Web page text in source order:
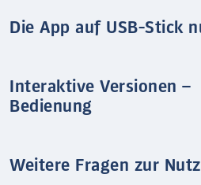
Die App auf USB-Stick
Interaktive Versionen –
Bedienung
Weitere Fragen zur